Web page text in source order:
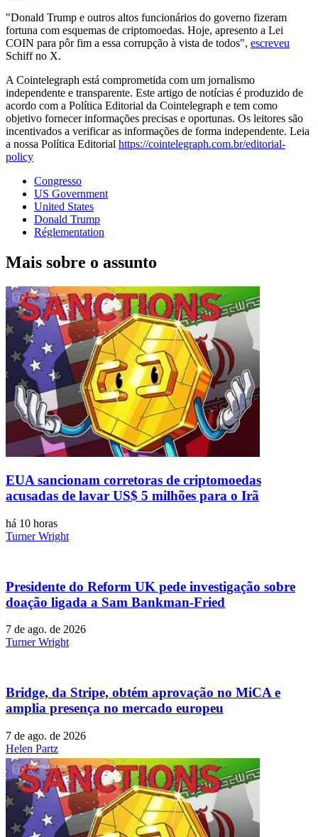
"Donald Trump e outros altos funcionários do governo fizeram
fortuna com esquemas de criptomoedas. Hoje, apresento a Lei
COIN para pôr fim a essa corrupção à vista de todos", escreveu
Schiff no X.
A Cointelegraph está comprometida com um jornalismo
independente e transparente. Este artigo de notícias é produzido de
acordo com a Política Editorial da Cointelegraph e tem como
objetivo fornecer informações precisas e oportunas. Os leitores são
incentivados a verificar as informações de forma independente. Leia
a nossa Política Editorial https://cointelegraph.com.br/editorial-
policy
Congresso
US Government
United States
Donald Trump
Réglementation
Mais sobre o assunto
EUA sancionam corretoras de criptomoedas
acusadas de lavar US$ 5 milhões para o Irã
há 10 horas
Turner Wright
Presidente do Reform UK pede investigação sobre
doação ligada a Sam Bankman-Fried
7 de ago. de 2026
Turner Wright
Bridge, da Stripe, obtém aprovação no MiCA e
amplia presença no mercado europeu
7 de ago. de 2026
Helen Partz